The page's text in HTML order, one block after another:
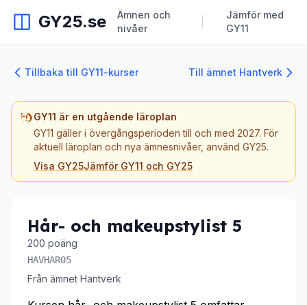
GY25.se
Ämnen och
nivåer
Jämför med
GY11
Tillbaka till GY11-kurser Till ämnet Hantverk
GY11 är en utgående läroplan
GY11 gäller i övergångsperioden till och med 2027. För
aktuell läroplan och nya ämnesnivåer, använd GY25.
Visa GY25Jämför GY11 och GY25
Hår- och makeupstylist 5
200 poäng
HAVHAR05
Från ämnet Hantverk